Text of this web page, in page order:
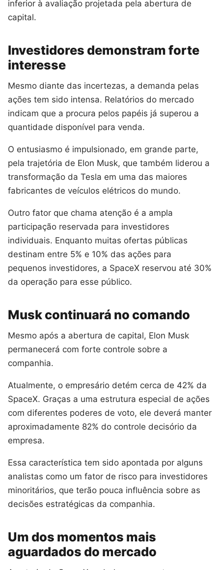
inferior à avaliação projetada pela abertura de
capital.
Investidores demonstram forte
interesse
Mesmo diante das incertezas, a demanda pelas
ações tem sido intensa. Relatórios do mercado
indicam que a procura pelos papéis já superou a
quantidade disponível para venda.
O entusiasmo é impulsionado, em grande parte,
pela trajetória de Elon Musk, que também liderou a
transformação da Tesla em uma das maiores
fabricantes de veículos elétricos do mundo.
Outro fator que chama atenção é a ampla
participação reservada para investidores
individuais. Enquanto muitas ofertas públicas
destinam entre 5% e 10% das ações para
pequenos investidores, a SpaceX reservou até 30%
da operação para esse público.
Musk continuará no comando
Mesmo após a abertura de capital, Elon Musk
permanecerá com forte controle sobre a
companhia.
Atualmente, o empresário detém cerca de 42% da
SpaceX. Graças a uma estrutura especial de ações
com diferentes poderes de voto, ele deverá manter
aproximadamente 82% do controle decisório da
empresa.
Essa característica tem sido apontada por alguns
analistas como um fator de risco para investidores
minoritários, que terão pouca influência sobre as
decisões estratégicas da companhia.
Um dos momentos mais
aguardados do mercado